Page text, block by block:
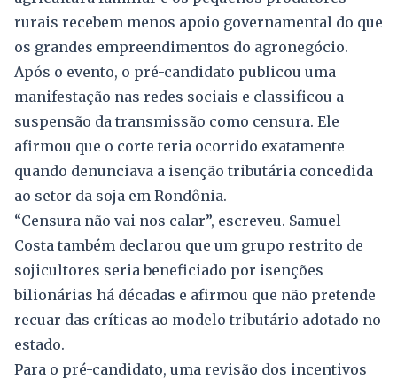
rurais recebem menos apoio governamental do que
os grandes empreendimentos do agronegócio.
Após o evento, o pré-candidato publicou uma
manifestação nas redes sociais e classificou a
suspensão da transmissão como censura. Ele
afirmou que o corte teria ocorrido exatamente
quando denunciava a isenção tributária concedida
ao setor da soja em Rondônia.
“Censura não vai nos calar”, escreveu. Samuel
Costa também declarou que um grupo restrito de
sojicultores seria beneficiado por isenções
bilionárias há décadas e afirmou que não pretende
recuar das críticas ao modelo tributário adotado no
estado.
Para o pré-candidato, uma revisão dos incentivos